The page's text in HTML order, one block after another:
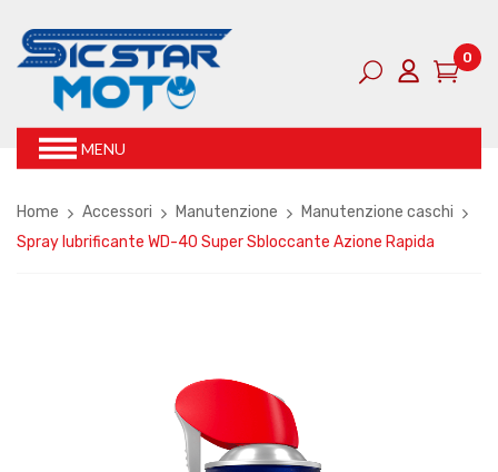
0
MENU
Home Accessori Manutenzione
Manutenzione caschi
Spray lubrificante WD-40 Super Sbloccante Azione Rapida